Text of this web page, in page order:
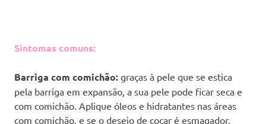
Sintomas comuns:
Barriga com comichão: graças à pele que se estica
pela barriga em expansão, a sua pele pode ficar seca e
com comichão. Aplique óleos e hidratantes nas áreas
com comichão, e se o desejo de coçar é esmagador,